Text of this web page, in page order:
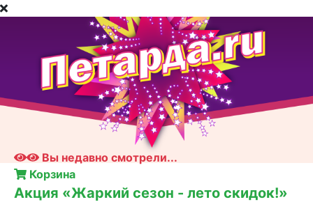
Вы недавно смотрели...
Корзина
Акция «Жаркий сезон - лето скидок!»